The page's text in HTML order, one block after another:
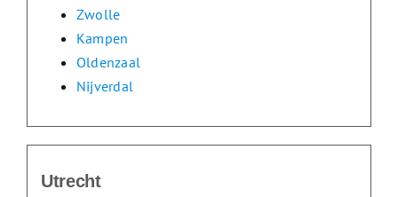
Zwolle
Kampen
Oldenzaal
Nijverdal
Utrecht